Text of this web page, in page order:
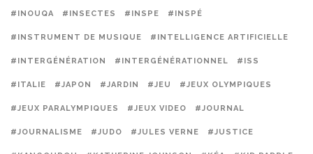
#INOUQA #INSECTES #INSPE #INSPÉ
#INSTRUMENT DE MUSIQUE #INTELLIGENCE ARTIFICIELLE
#INTERGÉNÉRATION #INTERGÉNÉRATIONNEL #ISS
#ITALIE #JAPON #JARDIN #JEU #JEUX OLYMPIQUES
#JEUX PARALYMPIQUES #JEUX VIDEO #JOURNAL
#JOURNALISME #JUDO #JULES VERNE #JUSTICE